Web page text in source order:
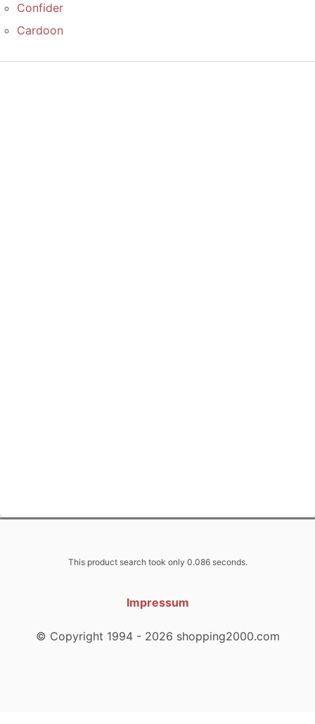
Confider
Cardoon
This product search took only 0.086 seconds.
Impressum
© Copyright 1994 - 2026 shopping2000.com